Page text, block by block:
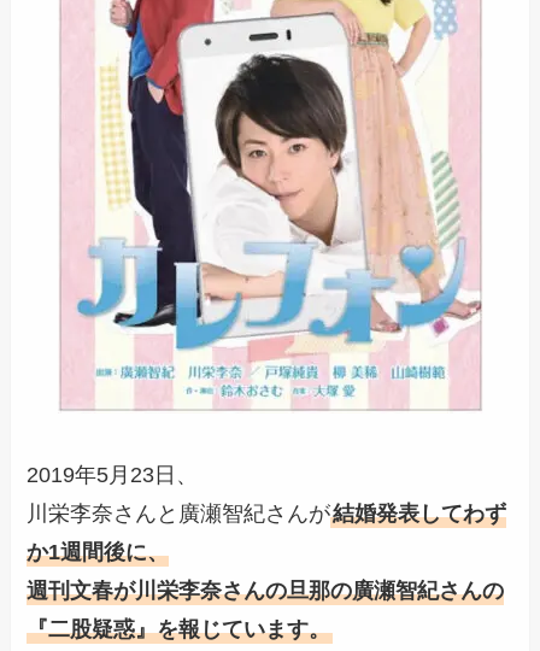
2019年5月23日、
川栄李奈さんと廣瀬智紀さんが結婚発表してわず
か1週間後に、
週刊文春が川栄李奈さんの旦那の廣瀬智紀さんの
『二股疑惑』を報じています。